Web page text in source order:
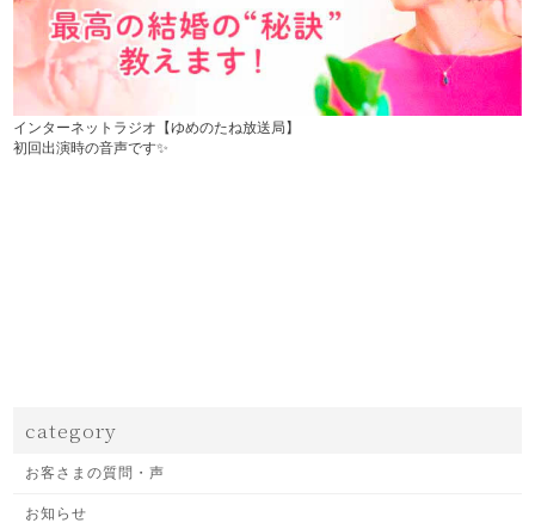
インターネットラジオ【ゆめのたね放送局】
初回出演時の音声です✨
category
お客さまの質問・声
お知らせ